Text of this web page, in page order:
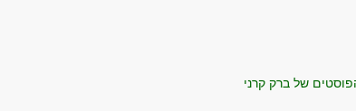
של ברק קרני